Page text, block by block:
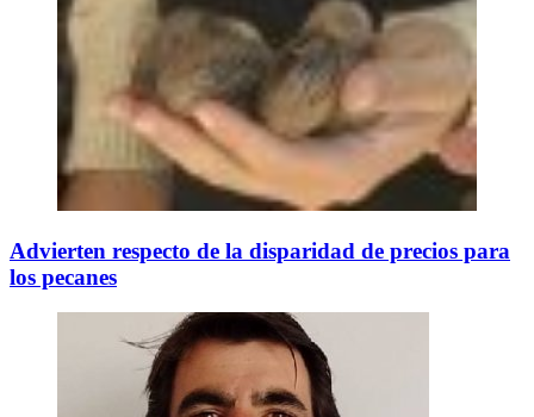
Advierten respecto de la disparidad de precios para
los pecanes